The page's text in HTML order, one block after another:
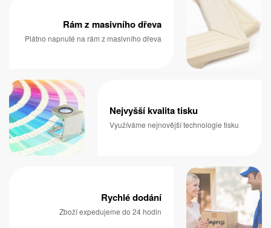
Rám z masivního dřeva
Plátno napnuté na rám z masivního dřeva
Nejvyšší kvalita tisku
Využíváme nejnovější technologie tisku
Rychlé dodání
Zboží expedujeme do 24 hodin